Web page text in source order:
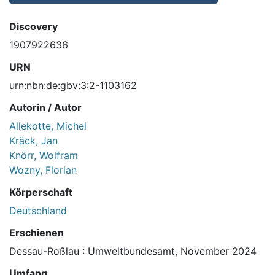
Discovery
1907922636
URN
urn:nbn:de:gbv:3:2-1103162
Autorin / Autor
Allekotte, Michel
Kräck, Jan
Knörr, Wolfram
Wozny, Florian
Körperschaft
Deutschland
Erschienen
Dessau-Roßlau : Umweltbundesamt, November 2024